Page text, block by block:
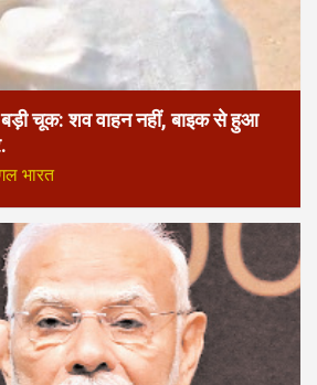
बड़ी चूक: शव वाहन नहीं, बाइक से हुआ
भारत